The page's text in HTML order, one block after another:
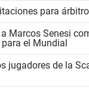
para
Marcos Senesi
el Mundial
jugadores de la